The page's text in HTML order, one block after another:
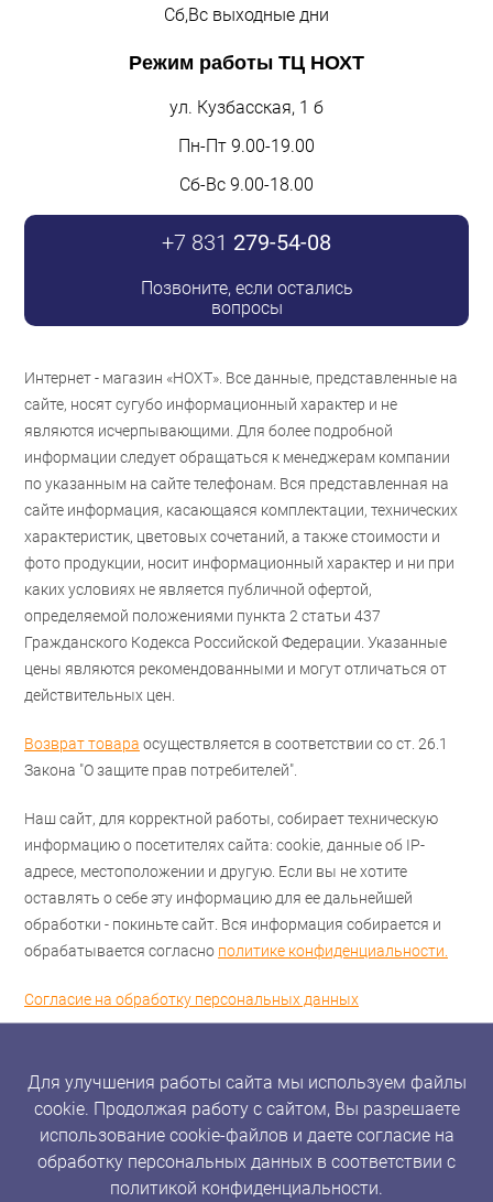
Сб,Вс выходные дни
Режим работы ТЦ НОХТ
ул. Кузбасская, 1 б
Пн-Пт 9.00-19.00
Сб-Вс 9.00-18.00
+7 831 279-54-08
Позвоните, если остались
вопросы
Интернет - магазин «НОХТ». Все данные, представленные на
сайте, носят сугубо информационный характер и не
являются исчерпывающими. Для более подробной
информации следует обращаться к менеджерам компании
по указанным на сайте телефонам. Вся представленная на
сайте информация, касающаяся комплектации, технических
характеристик, цветовых сочетаний, а также стоимости и
фото продукции, носит информационный характер и ни при
каких условиях не является публичной офертой,
определяемой положениями пункта 2 статьи 437
Гражданского Кодекса Российской Федерации. Указанные
цены являются рекомендованными и могут отличаться от
действительных цен.
Возврат товара осуществляется в соответствии со ст. 26.1
Закона "О защите прав потребителей".
Наш сайт, для корректной работы, собирает техническую
информацию о посетителях сайта: cookie, данные об IP-
адресе, местоположении и другую. Если вы не хотите
оставлять о себе эту информацию для ее дальнейшей
обработки - покиньте сайт. Вся информация собирается и
обрабатывается согласно политике конфиденциальности.
Согласие на обработку персональных данных
Для улучшения работы сайта мы используем файлы
cookie. Продолжая работу с сайтом, Вы разрешаете
использование cookie-файлов и даете согласие на
обработку персональных данных в соответствии с
политикой конфиденциальности.